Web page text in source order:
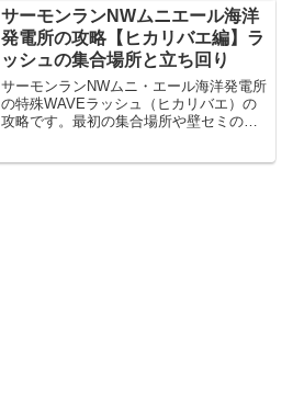
は奥にある高台まで、正面は砦上までの
ステージとなって...
サーモンランNWムニエール海洋
発電所の攻略【ヒカリバエ編】ラ
ッシュの集合場所と立ち回り
サーモンランNWムニ・エール海洋発電所
の特殊WAVEラッシュ（ヒカリバエ）の
攻略です。最初の集合場所や壁セミの場